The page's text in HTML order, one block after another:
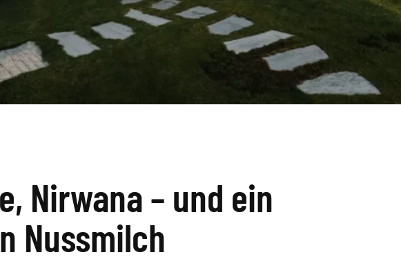
Nirwana – und ein
Nussmilch